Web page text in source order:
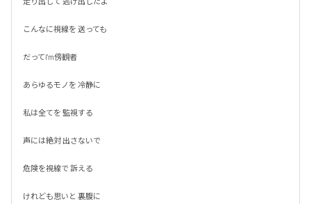
こんなに視線を 送っても
だってI'm傍観者
あらゆるモノを 冷静に
私は全てを 監視する
声には絶対 出さないで
危険を視線で 訴える
けれども思いと 裏腹に